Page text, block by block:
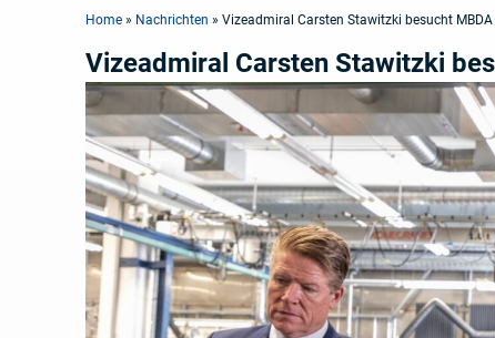
Home » Nachrichten »Vizeadmiral Carsten Stawitzki besucht
Vizeadmiral Carsten Stawitzki